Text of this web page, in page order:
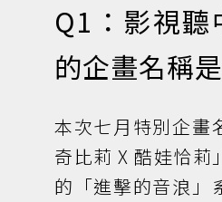
Q1：影視
的企畫名稱
本次七月特別企畫
奇比莉 X 酷娃恰莉
的「進擊的音浪」